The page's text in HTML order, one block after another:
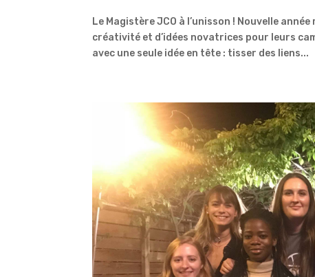
Le Magistère JCO à l’unisson ! Nouvelle
créativité et d’idées novatrices pour leurs
avec une seule idée en tête : tisser des liens...